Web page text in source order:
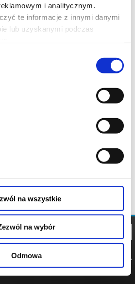
i analitycznym.
te informacje z innymi danymi
lub uzyskanymi podczas
na wszystkie
na wybór
Odmowa
POLITYKA
POLITYKA